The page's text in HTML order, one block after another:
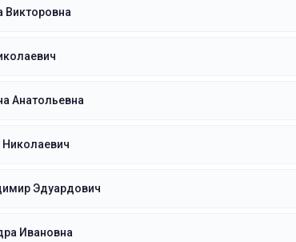
Викторовна
Анатольевна
Эдуардович
Ивановна